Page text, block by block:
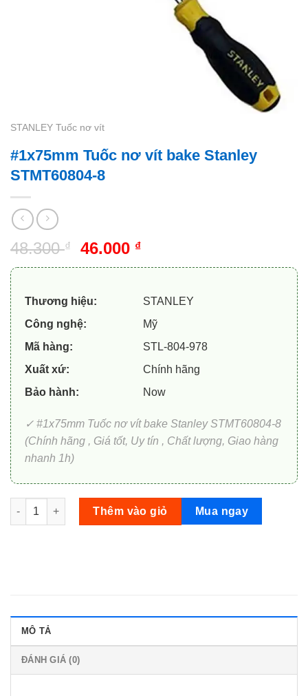
STANLEY Tuốc nơ vít
#1x75mm Tuốc nơ vít bake Stanley
STMT60804-8
48.300₫
Giá
gốc
48.300 ₫.
46.000 ₫Giá
hiện
là:
Thương hiệu:
STANLEY
Công nghệ:
Mỹ
Mã hàng:
STL-804-978
Xuất xứ:
Chính hãng
Bảo hành:
Now
✓ #1x75mm Tuốc nơ vít bake Stanley STMT60804-8
(Chính hãng , Giá tốt, Uy tín , Chất lượng, Giao hàng
nhanh 1h)
#1x75mm Tuốc nơ vít bake Stanley STMT60804-8 số lượng
Thêm vào giỏ Mua ngay
MÔ TẢ
ĐÁNH GIÁ (0)